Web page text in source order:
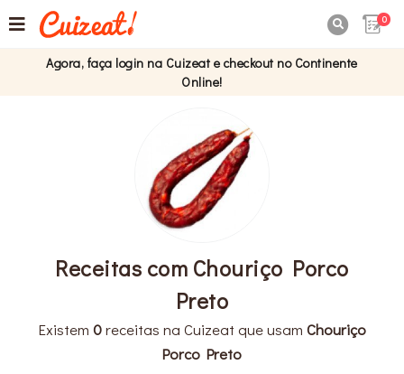
0
Agora, faça login na Cuizeat e checkout no Continente
Online!
Receitas com Chouriço Porco
Preto
Existem 0receitas na Cuizeat que usam Chouriço
Porco Preto